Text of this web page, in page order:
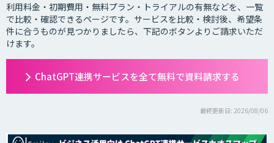
利用料金・初期費用・無料プラン・トライアルの有無などを、一覧
で比較・確認できるページです。サービスを比較・検討後、希望条
件に合うものが見つかりましたら、下記のボタンよりご請求いただ
けます。
ChatGPT連携サービスを全て無料で資料請求する
最終更新日: 2026/08/06